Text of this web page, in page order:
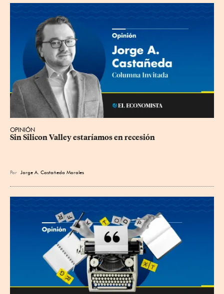
OPINIÓN
Sin Silicon Valley estaríamos en recesión
Por Jorge A. Castañeda Morales